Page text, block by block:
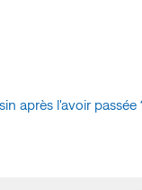
après l'avoir